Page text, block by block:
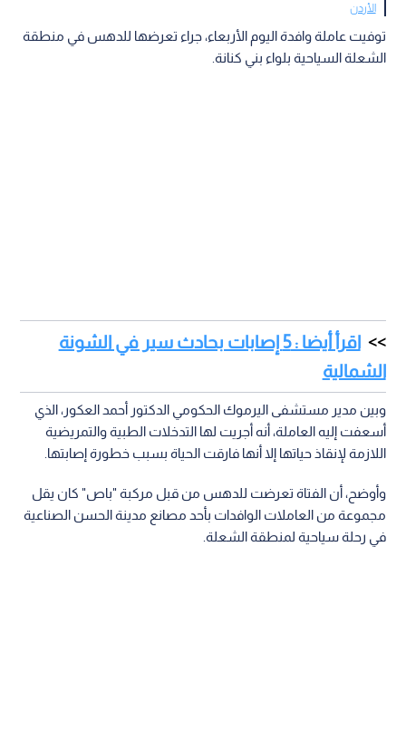
الأردن
توفيت عاملة وافدة اليوم الأربعاء، جراء تعرضها للدهس في منطقة
الشعلة السياحية بلواء بني كنانة.
اقرأ أيضا : 5 إصابات بحادث سير في الشونة
الشمالية
وبين مدير مستشفى اليرموك الحكومي الدكتور أحمد العكور، الذي
أسعفت إليه العاملة، أنه أجريت لها التدخلات الطبية والتمريضية
اللازمة لإنقاذ حياتها إلا أنها فارقت الحياة بسبب خطورة إصابتها.
وأوضح، أن الفتاة تعرضت للدهس من قبل مركبة "باص" كان يقل
مجموعة من العاملات الوافدات بأحد مصانع مدينة الحسن الصناعية
في رحلة سياحية لمنطقة الشعلة.